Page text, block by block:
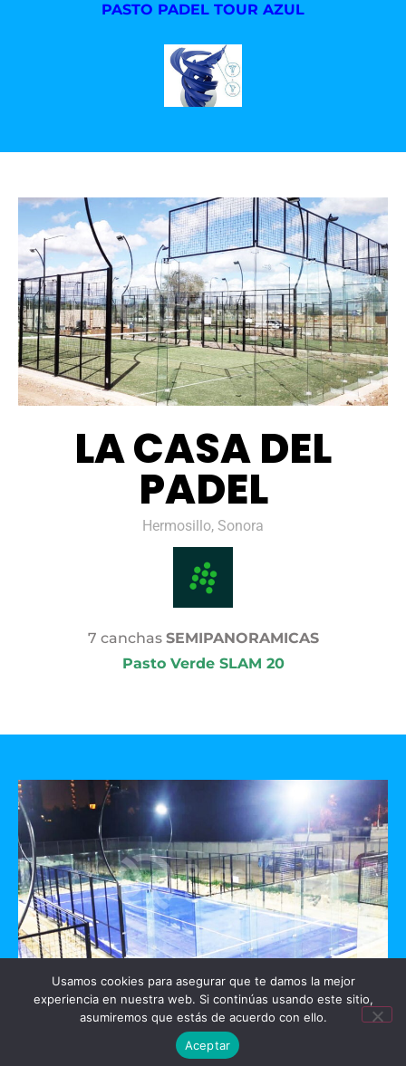
PASTO PADEL TOUR AZUL
LA CASA DEL
PADEL
Hermosillo, Sonora
7 canchas SEMIPANORAMICAS
Pasto Verde SLAM 20
GO PADEL
Usamos cookies para asegurar que te damos la mejor
experiencia en nuestra web. Si continúas usando este sitio,
asumiremos que estás de acuerdo con ello.
Aceptar